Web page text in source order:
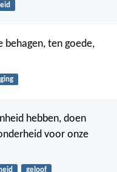
behagen, ten goede,
hebben, doen
voor onze
geloof